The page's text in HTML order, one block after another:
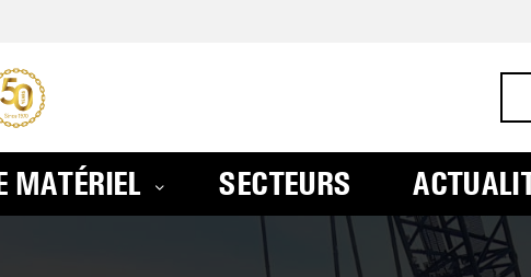
MATÉRIEL SECTEURS